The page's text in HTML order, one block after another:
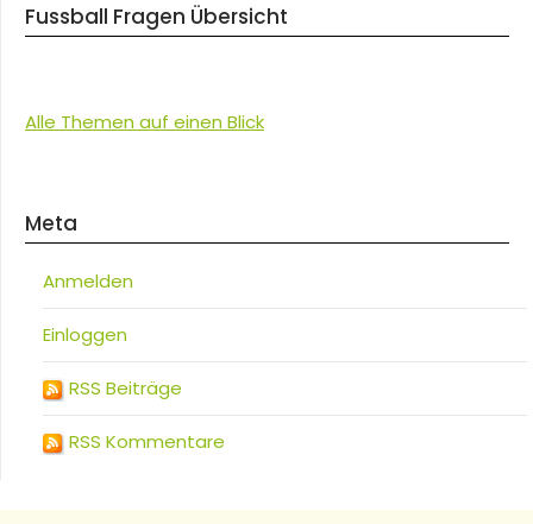
Fussball Fragen Übersicht
Alle Themen auf einen Blick
Meta
Anmelden
Einloggen
RSS Beiträge
RSS Kommentare